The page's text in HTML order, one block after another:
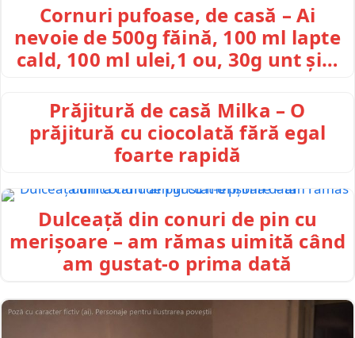
Cornuri pufoase, de casă – Ai
nevoie de 500g făină, 100 ml lapte
cald, 100 ml ulei,1 ou, 30g unt și…
Prăjitură de casă Milka – O
prăjitură cu ciocolată fără egal
foarte rapidă
Dulceață din conuri de pin cu
merișoare – am rămas uimită când
am gustat-o prima dată